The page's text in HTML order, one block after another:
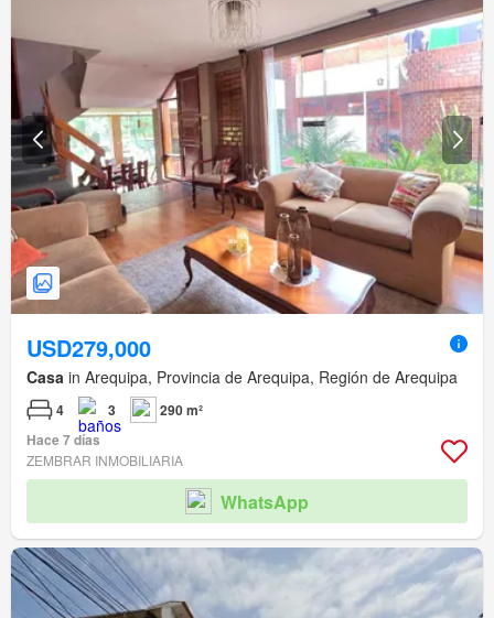
USD279,000
Casa in Arequipa, Provincia de Arequipa, Región de Arequipa
4 3
290 m²
Hace 7 días
ZEMBRAR INMOBILIARIA
WhatsApp